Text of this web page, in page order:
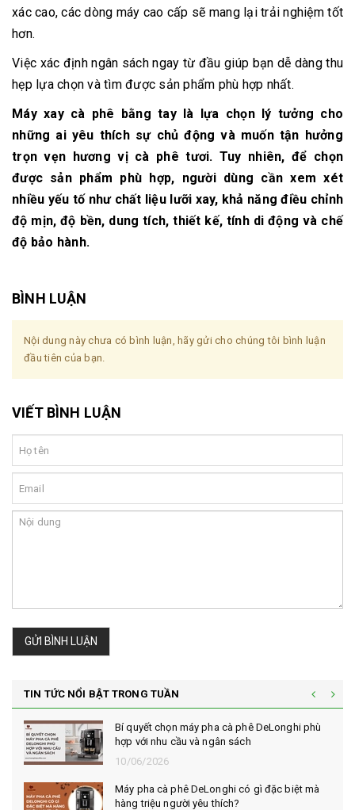
xác cao, các dòng máy cao cấp sẽ mang lại trải nghiệm tốt
hơn.
Việc xác định ngân sách ngay từ đầu giúp bạn dễ dàng thu
hẹp lựa chọn và tìm được sản phẩm phù hợp nhất.
Máy xay cà phê bằng tay là lựa chọn lý tưởng cho
những ai yêu thích sự chủ động và muốn tận hưởng
trọn vẹn hương vị cà phê tươi. Tuy nhiên, để chọn
được sản phẩm phù hợp, người dùng cần xem xét
nhiều yếu tố như chất liệu lưỡi xay, khả năng điều chỉnh
độ mịn, độ bền, dung tích, thiết kế, tính di động và chế
độ bảo hành.
BÌNH LUẬN
Nội dung này chưa có bình luận, hãy gửi cho chúng tôi bình luận
đầu tiên của bạn.
VIẾT BÌNH LUẬN
GỬI BÌNH LUẬN
TIN TỨC NỔI BẬT TRONG TUẦN
Bí quyết chọn máy pha cà phê DeLonghi phù
hợp với nhu cầu và ngân sách
10/06/2026
Máy pha cà phê DeLonghi có gì đặc biệt mà
hàng triệu người yêu thích?